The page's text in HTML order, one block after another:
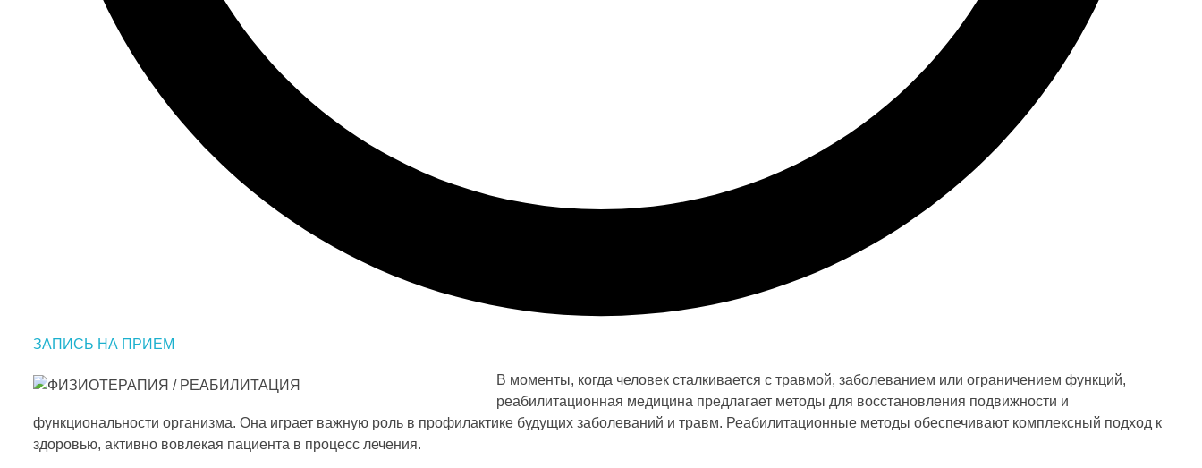
ЗАПИСЬ НА ПРИЕМ
В моменты, когда человек сталкивается с травмой, заболеванием или ограничением функций,
реабилитационная медицина предлагает методы для восстановления подвижности и
функциональности организма. Она играет важную роль в профилактике будущих заболеваний и травм. Реабилитационные методы обеспечивают комплексный подход к
здоровью, активно вовлекая пациента в процесс лечения.